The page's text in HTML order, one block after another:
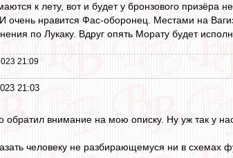
к лету, вот и будет у бронзового призёра
очень нравится Фас-оборонец. Местами на
по Лукаку. Вдруг опять Морату будет
21:09
21:03
обратил внимание на мою описку. Ну уж так у
человеку не разбирающемуся ни в схемах